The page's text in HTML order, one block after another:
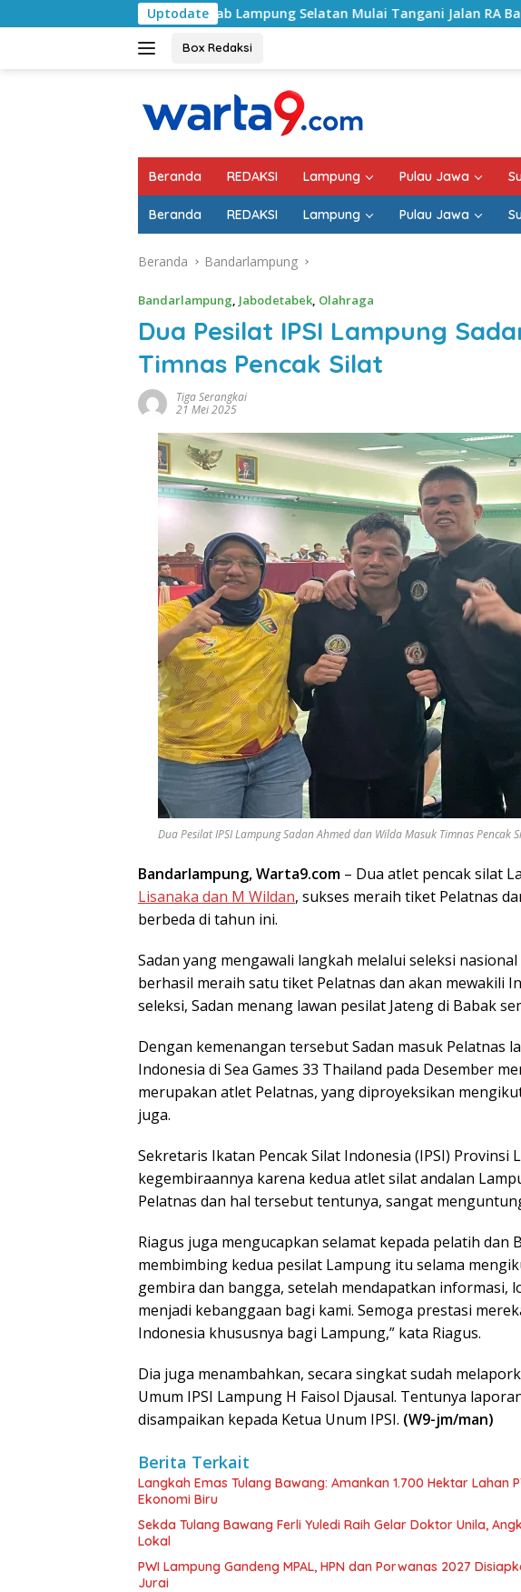
ke
Uptodate
Pemkab Lampung Selatan Mulai Tangani Jalan RA Basyid, Kontrak Proyek
Box Redaksi
Beranda REDAKSI Lampung Pulau Jawa
Beranda REDAKSI Lampung Pulau Jawa
Beranda Bandarlampung
Bandarlampung, Jabodetabek, Olahraga
Dua Pesilat IPSI Lampung
Timnas Pencak Silat
Tiga Serangkai
21 Mei 2025
Dua Pesilat IPSI Lampung Sadan Ahmed dan Wilda Masuk Timnas Pencak
Bandarlampung, Warta9.com – Dua atlet pencak silat
Lisanaka dan M Wildan, sukses meraih tiket Pelatnas
berbeda di tahun ini.
Sadan yang mengawali langkah melalui seleksi
berhasil meraih satu tiket Pelatnas dan akan mewakili
seleksi, Sadan menang lawan pesilat Jateng di Babak
Dengan kemenangan tersebut Sadan masuk Pelatnas
Indonesia di Sea Games 33 Thailand pada Desember
merupakan atlet Pelatnas, yang diproyeksikan
juga.
Sekretaris Ikatan Pencak Silat Indonesia (IPSI) Provinsi
kegembiraannya karena kedua atlet silat andalan
Pelatnas dan hal tersebut tentunya, sangat
Riagus juga mengucapkan selamat kepada pelatih dan
membimbing kedua pesilat Lampung itu selama
gembira dan bangga, setelah mendapatkan informasi,
menjadi kebanggaan bagi kami. Semoga prestasi
Indonesia khususnya bagi Lampung,” kata Riagus.
Dia juga menambahkan, secara singkat sudah
Umum IPSI Lampung H Faisol Djausal. Tentunya
disampaikan kepada Ketua Unum IPSI. (W9-jm/man)
Berita Terkait
Langkah Emas Tulang Bawang: Amankan 1.700 Hektar Lahan
Ekonomi Biru
Sekda Tulang Bawang Ferli Yuledi Raih Gelar Doktor Unila,
Lokal
PWI Lampung Gandeng MPAL, HPN dan Porwanas 2027
Jurai